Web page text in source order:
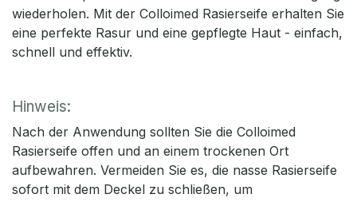
wiederholen. Mit der Colloimed Rasierseife erhalten Sie
eine perfekte Rasur und eine gepflegte Haut - einfach,
schnell und effektiv.
Hinweis:
Nach der Anwendung sollten Sie die Colloimed
Rasierseife offen und an einem trockenen Ort
aufbewahren. Vermeiden Sie es, die nasse Rasierseife
sofort mit dem Deckel zu schließen, um